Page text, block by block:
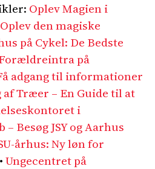
Oplev Magien i
Oplev den magiske
på Cykel: De Bedste
på
adgang til informationer
Træer – En Guide til at
i
Besøg JSY og Aarhus
århus: Ny løn for
•Ungecentret på